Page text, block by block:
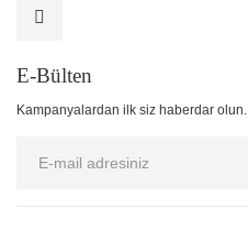
E-Bülten
Kampanyalardan ilk siz haberdar olun.